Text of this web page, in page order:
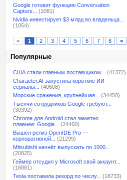
Google готовит функцию Conversation
Capture...
(1081)
Nvidia инвестирует $3 млрд во владельца...
(1054)
< 1 2 3 4 5 6 7 8 >
Популярные
США стали главным поставщиком...
(41372)
Character.AI запустила короткие ИИ-
сериалы...
(40608)
Морские сражения, крупнейшая...
(34450)
Тысячи сотрудников Google требуют...
(30392)
Chrome для Android стал заметно
плавнее: Google...
(24460)
Вышел релиз OpenIDE Pro —
корпоративной...
(21299)
Mitsubishi начнёт выпускать по 1000...
(20825)
Геймер отсудил у Microsoft свой аккаунт...
(18881)
Tesla поставила рекорд по числу...
(18733)